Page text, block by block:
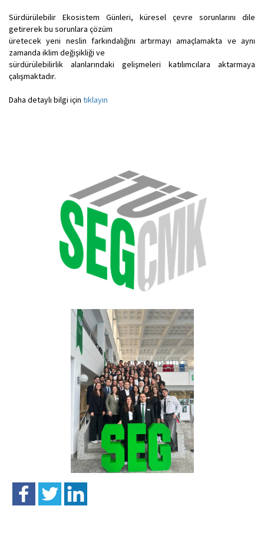
Sürdürülebilir Ekosistem Günleri, küresel çevre sorunlarını dile
getirerek bu sorunlara çözüm
üretecek yeni neslin farkındalığını artırmayı amaçlamakta ve aynı
zamanda iklim değişikliği ve
sürdürülebilirlik alanlarındaki gelişmeleri katılımcılara aktarmaya
çalışmaktadır.
Daha detaylı bilgi için tıklayın